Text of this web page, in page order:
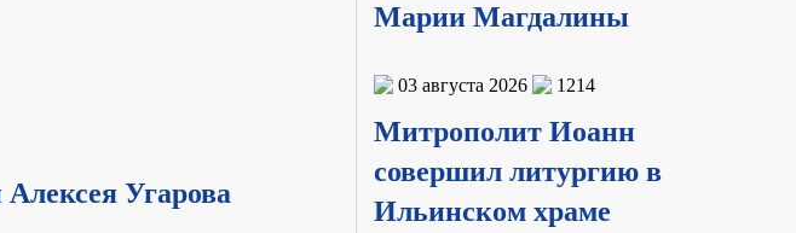
Угарова
Марии Магдалины
03 августа 2026 1214
Митрополит Иоанн
совершил литургию в
Ильинском храме